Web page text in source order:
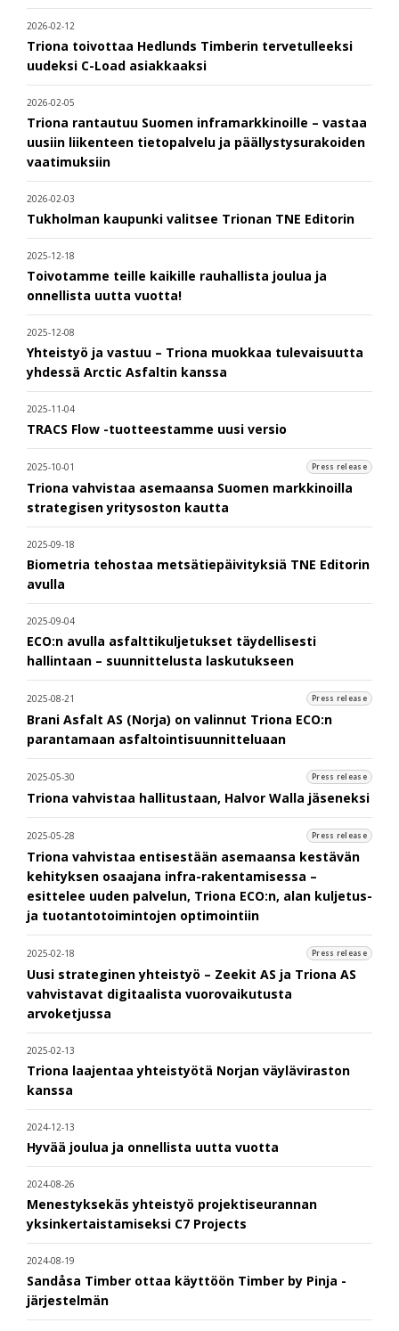
2026-02-12
Triona toivottaa Hedlunds Timberin tervetulleeksi
uudeksi C-Load asiakkaaksi
2026-02-05
Triona rantautuu Suomen inframarkkinoille – vastaa
uusiin liikenteen tietopalvelu ja päällystysurakoiden
vaatimuksiin
2026-02-03
Tukholman kaupunki valitsee Trionan TNE Editorin
2025-12-18
Toivotamme teille kaikille rauhallista joulua ja
onnellista uutta vuotta!
2025-12-08
Yhteistyö ja vastuu – Triona muokkaa tulevaisuutta
yhdessä Arctic Asfaltin kanssa
2025-11-04
TRACS Flow -tuotteestamme uusi versio
2025-10-01 Press release
Triona vahvistaa asemaansa Suomen markkinoilla
strategisen yritysoston kautta
2025-09-18
Biometria tehostaa metsätiepäivityksiä TNE Editorin
avulla
2025-09-04
ECO:n avulla asfalttikuljetukset täydellisesti
hallintaan – suunnittelusta laskutukseen
2025-08-21 Press release
Brani Asfalt AS (Norja) on valinnut Triona ECO:n
parantamaan asfaltointisuunnitteluaan
2025-05-30 Press release
Triona vahvistaa hallitustaan, Halvor Walla jäseneksi
2025-05-28 Press release
Triona vahvistaa entisestään asemaansa kestävän
kehityksen osaajana infra-rakentamisessa –
esittelee uuden palvelun, Triona ECO:n, alan kuljetus-
ja tuotantotoimintojen optimointiin
2025-02-18 Press release
Uusi strateginen yhteistyö – Zeekit AS ja Triona AS
vahvistavat digitaalista vuorovaikutusta
arvoketjussa
2025-02-13
Triona laajentaa yhteistyötä Norjan väyläviraston
kanssa
2024-12-13
Hyvää joulua ja onnellista uutta vuotta
2024-08-26
Menestyksekäs yhteistyö projektiseurannan
yksinkertaistamiseksi C7 Projects
2024-08-19
Sandåsa Timber ottaa käyttöön Timber by Pinja -
järjestelmän